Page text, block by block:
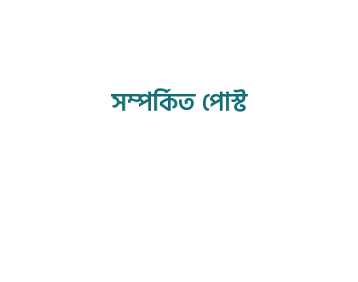
সম্পর্কিত পোস্ট